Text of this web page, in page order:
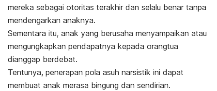
mereka sebagai otoritas terakhir dan selalu benar tanpa
mendengarkan anaknya.
Sementara itu, anak yang berusaha menyampaikan atau
mengungkapkan pendapatnya kepada orangtua
dianggap berdebat.
Tentunya, penerapan pola asuh narsistik ini dapat
membuat anak merasa bingung dan sendirian.